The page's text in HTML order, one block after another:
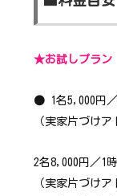
★お試しプラン
●
1名5,000円
（実家片づけ
2名8,000円／1
（実家片づけア